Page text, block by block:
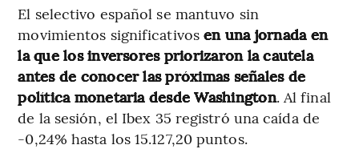
El selectivo español se mantuvo sin
movimientos significativosen una jornada en
la que los inversores priorizaron la cautela
antes de conocer las próximas señales de
política monetaria desde Washington. Al final
de la sesión, el Ibex 35 registró una caída de
-0,24% hasta los 15.127,20 puntos.